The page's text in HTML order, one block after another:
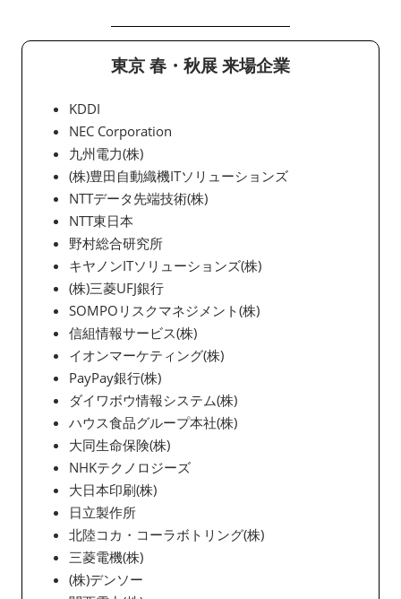
東京 春・秋展 来場企業
KDDI
NEC Corporation
九州電力(株)
(株)豊田自動織機ITソリューションズ
NTTデータ先端技術(株)
NTT東日本
野村総合研究所
キヤノンITソリューションズ(株)
(株)三菱UFJ銀行
SOMPOリスクマネジメント(株)
信組情報サービス(株)
イオンマーケティング(株)
PayPay銀行(株)
ダイワボウ情報システム(株)
ハウス食品グループ本社(株)
大同生命保険(株)
NHKテクノロジーズ
大日本印刷(株)
日立製作所
北陸コカ・コーラボトリング(株)
三菱電機(株)
(株)デンソー